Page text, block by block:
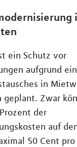
ein Schutz vor
aufgrund
in
geplant. Zwar
der
auf
50 Cent